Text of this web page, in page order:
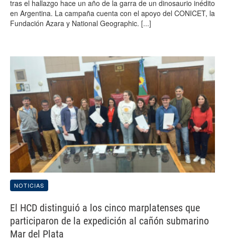
tras el hallazgo hace un año de la garra de un dinosaurio inédito
en Argentina. La campaña cuenta con el apoyo del CONICET, la
Fundación Azara y National Geographic. [...]
NOTICIAS
El HCD distinguió a los cinco marplatenses que
participaron de la expedición al cañón submarino
Mar del Plata